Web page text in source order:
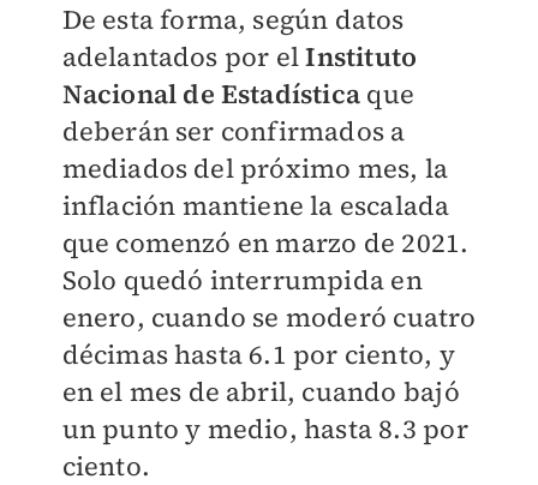
De esta forma, según datos
adelantados por elInstituto
Nacional de Estadística que
deberán ser confirmados a
mediados del próximo mes, la
inflación mantiene la escalada
que comenzó en marzo de 2021.
Solo quedó interrumpida en
enero, cuando se moderó cuatro
décimas hasta 6.1 por ciento, y
en el mes de abril, cuando bajó
un punto y medio, hasta 8.3 por
ciento.